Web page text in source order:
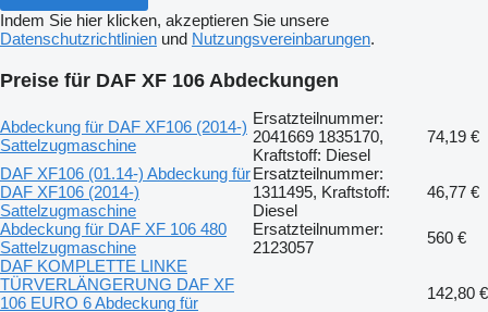
Indem Sie hier klicken, akzeptieren Sie unsere
Datenschutzrichtlinien und Nutzungsvereinbarungen.
Preise für DAF XF 106 Abdeckungen
Abdeckung für DAF XF106 (2014-)
Sattelzugmaschine
Ersatzteilnummer:
2041669 1835170,
Kraftstoff: Diesel
74,19 €
DAF XF106 (01.14-) Abdeckung für
DAF XF106 (2014-)
Sattelzugmaschine
Ersatzteilnummer:
1311495, Kraftstoff:
Diesel
46,77 €
Abdeckung für DAF XF 106 480
Sattelzugmaschine
Ersatzteilnummer:
2123057
560 €
DAF KOMPLETTE LINKE
TÜRVERLÄNGERUNG DAF XF
106 EURO 6 Abdeckung für
142,80 €